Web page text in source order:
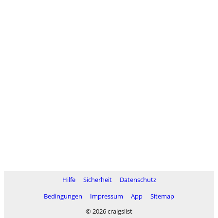
Hilfe Sicherheit
Datenschutz
Bedingungen
Impressum App
Sitemap
© 2026 craigslist